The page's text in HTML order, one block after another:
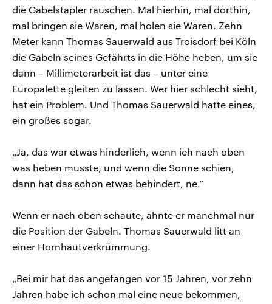
die Gabelstapler rauschen. Mal hierhin, mal dorthin,
mal bringen sie Waren, mal holen sie Waren. Zehn
Meter kann Thomas Sauerwald aus Troisdorf bei Köln
die Gabeln seines Gefährts in die Höhe heben, um sie
dann – Millimeterarbeit ist das – unter eine
Europalette gleiten zu lassen. Wer hier schlecht sieht,
hat ein Problem. Und Thomas Sauerwald hatte eines,
ein großes sogar.
„Ja, das war etwas hinderlich, wenn ich nach oben
was heben musste, und wenn die Sonne schien,
dann hat das schon etwas behindert, ne.“
Wenn er nach oben schaute, ahnte er manchmal nur
die Position der Gabeln. Thomas Sauerwald litt an
einer Hornhautverkrümmung.
„Bei mir hat das angefangen vor 15 Jahren, vor zehn
Jahren habe ich schon mal eine neue bekommen,